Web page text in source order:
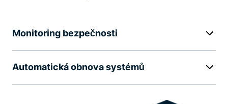
Monitoring bezpečnosti
Automatická obnova systémů